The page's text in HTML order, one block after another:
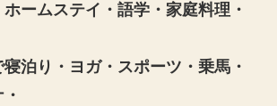
ームステイ・語学・家庭料理・
泊り・ヨガ・スポーツ・乗馬・